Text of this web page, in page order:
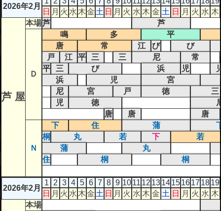
2026年2月
日 月 火 水 木金 土 日 月 火 水 木 金 土 日 月 火 水 木
芦 屋
本場芦 芦
Ｄ
鳴 多
平
唐
常 江 び
び
戸
江 平 三 三 尼
常
平
三 び 浜 児
浜
児
宮
尼
宮 戸 徳
三
児
徳
唐
唐 唐
Ｎ
下 住 蒲
桐
丸 若 下
若
蒲
丸
住
桐 桐
2026年2月
1 2 3 4 5 6 7 8 9 1011 12 1314151617 1819
日 月 火 水 木金 土 日 月 火 水 木 金 土 日 月 火 水 木
本場